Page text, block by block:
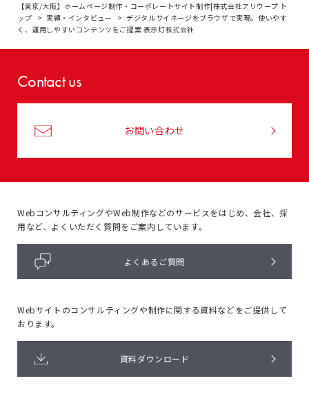
【東京/大阪】ホームページ制作・コーポレートサイト制作|株式会社アリウープ ト
ップ
実績・インタビュー
デジタルサイネージをブラウザで実現。使いやす
く、運用しやすいコンテンツをご提案 表示灯株式会社
Contact us
お問い合わせ
WebコンサルティングやWeb制作などのサービスをはじめ、会社、採
用など、よくいただく質問をご案内しています。
よくあるご質問
Webサイトのコンサルティングや制作に関する資料などをご提供して
おります。
資料ダウンロード